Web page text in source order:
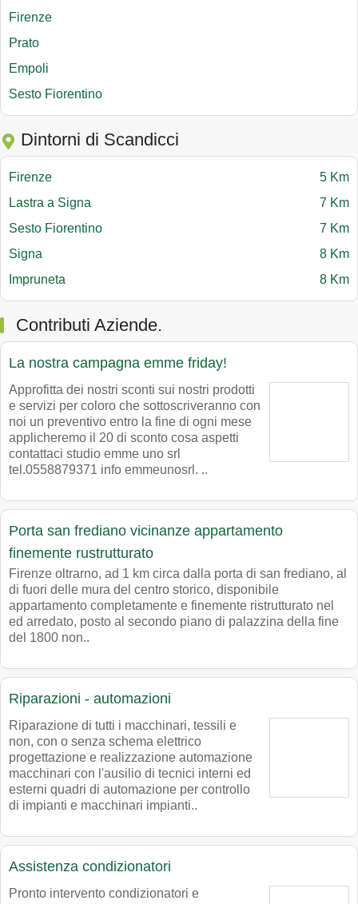
Firenze
Prato
Empoli
Sesto Fiorentino
Dintorni di Scandicci
Firenze
5 Km
Lastra a Signa
7 Km
Sesto Fiorentino
7 Km
Signa
8 Km
Impruneta
8 Km
Contributi Aziende.
La nostra campagna emme friday!
Approfitta dei nostri sconti sui nostri prodotti
e servizi per coloro che sottoscriveranno con
noi un preventivo entro la fine di ogni mese
applicheremo il 20 di sconto cosa aspetti
contattaci studio emme uno srl
tel.0558879371 info emmeunosrl. ..
Porta san frediano vicinanze appartamento
finemente rustrutturato
Firenze oltrarno, ad 1 km circa dalla porta di san frediano, al
di fuori delle mura del centro storico, disponibile
appartamento completamente e finemente ristrutturato nel
ed arredato, posto al secondo piano di palazzina della fine
del 1800 non..
Riparazioni - automazioni
Riparazione di tutti i macchinari, tessili e
non, con o senza schema elettrico
progettazione e realizzazione automazione
macchinari con l'ausilio di tecnici interni ed
esterni quadri di automazione per controllo
di impianti e macchinari impianti..
Assistenza condizionatori
Pronto intervento condizionatori e